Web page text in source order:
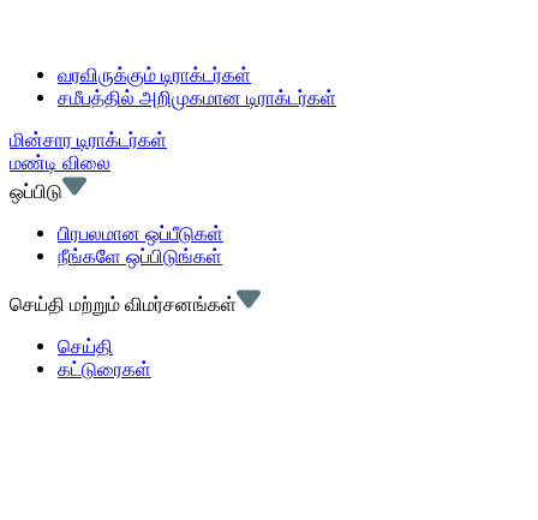
வரவிருக்கும் டிராக்டர்கள்
சமீபத்தில் அறிமுகமான டிராக்டர்கள்
மின்சார டிராக்டர்கள்
மண்டி விலை
ஒப்பிடு
பிரபலமான ஒப்பீடுகள்
நீங்களே ஒப்பிடுங்கள்
செய்தி மற்றும் விமர்சனங்கள்
செய்தி
கட்டுரைகள்